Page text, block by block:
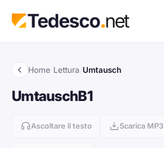
Home Lettura Umtausch
UmtauschB1
Ascoltare il testo Scarica MP3